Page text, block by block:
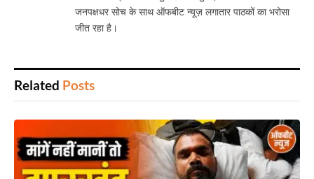
जनपक्षधर सोच के साथ ऑफबीट न्यूज़ लगातार पाठकों का भरोसा
जीत रहा है।
Related Posts